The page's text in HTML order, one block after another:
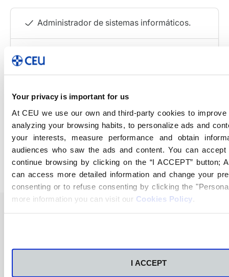
Your privacy is important for us
At CEU we use our own and third-party cookies to
analyzing your browsing habits, to personalize ads and
your interests, measure performance and obtain
audiences who saw the ads and content. You can
continue browsing by clicking on the “I ACCEPT” button;
can access more detailed information and change your
consenting or to refuse consenting by clicking the
more information you can visit our Cookies Policy
I ACCEPT
Administrador de sistemas informáticos.
Especialista en soporte técnico IT.
Consultor en infraestructura tecnológica.